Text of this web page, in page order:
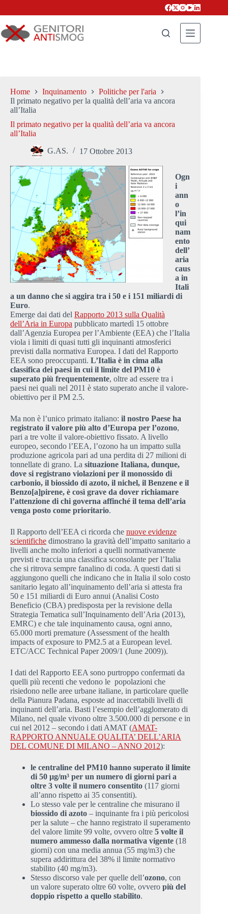
Home Inquinamento
Politiche per l'aria
Il primato negativo per la qualità dell’aria va ancora
all’Italia
Il primato negativo per la qualità dell’aria va ancora
all’Italia
G.AS. 17 Ottobre 2013
Ogn
i
ann
o
l’in
qui
nam
ento
dell’
aria
caus
a in
Itali
a un danno che si aggira tra i 50 e i 151 miliardi di
Euro.
Emerge dai dati del Rapporto 2013 sulla Qualità
dell’Aria in Europa pubblicato martedì 15 ottobre
dall’Agenzia Europea per l’Ambiente (EEA) che l’Italia
viola i limiti di quasi tutti gli inquinanti atmosferici
previsti dalla normativa Europea. I dati del Rapporto
EEA sono preoccupanti. L’Italia è in cima alla
classifica dei paesi in cui il limite del PM10 è
superato più frequentemente, oltre ad essere tra i
paesi nei quali nel 2011 è stato superato anche il valore-
obiettivo per il PM 2.5.
Ma non è l’unico primato italiano: il nostro Paese ha
registrato il valore più alto d’Europa per l’ozono,
pari a tre volte il valore-obiettivo fissato. A livello
europeo, secondo l’EEA, l’ozono ha un impatto sulla
produzione agricola pari ad una perdita di 27 milioni di
tonnellate di grano. La situazione Italiana, dunque,
dove si registrano violazioni per il monossido di
carbonio, il biossido di azoto, il nichel, il Benzene e il
Benzo[a]pirene, è così grave da dover richiamare
l’attenzione di chi governa affinché il tema dell’aria
venga posto come prioritario.
Il Rapporto dell’EEA ci ricorda che nuove evidenze
scientifiche dimostrano la gravità dell’impatto sanitario a
livelli anche molto inferiori a quelli normativamente
previsti e traccia una classifica sconsolante per l’Italia
che si ritrova sempre fanalino di coda. A questi dati si
aggiungono quelli che indicano che in Italia il solo costo
sanitario legato all’inquinamento dell’aria si attesta fra
50 e 151 miliardi di Euro annui (Analisi Costo
Beneficio (CBA) predisposta per la revisione della
Strategia Tematica sull’Inquinamento dell’Aria (2013),
EMRC) e che tale inquinamento causa, ogni anno,
65.000 morti premature (Assessment of the health
impacts of exposure to PM2.5 at a European level.
ETC/ACC Technical Paper 2009/1 (June 2009)).
I dati del Rapporto EEA sono purtroppo confermati da
quelli più recenti che vedono le popolazioni che
risiedono nelle aree urbane italiane, in particolare quelle
della Pianura Padana, esposte ad inaccettabili livelli di
inquinanti dell’aria. Basti l’esempio dell’agglomerato di
Milano, nel quale vivono oltre 3.500.000 di persone e in
cui nel 2012 – secondo i dati AMAT (AMAT-
RAPPORTO ANNUALE QUALITA’ DELL’ARIA
DEL COMUNE DI MILANO – ANNO 2012):
le centraline del PM10 hanno superato il limite
di 50 µg/m³ per un numero di giorni pari a
oltre 3 volte il numero consentito (117 giorni
all’anno rispetto ai 35 consentiti).
Lo stesso vale per le centraline che misurano il
biossido di azoto – inquinante fra i più pericolosi
per la salute – che hanno registrato il superamento
del valore limite 99 volte, ovvero oltre 5 volte il
numero ammesso dalla normativa vigente (18
giorni) con una media annua (55 mg/m3) che
supera addirittura del 38% il limite normativo
stabilito (40 mg/m3).
Stesso discorso vale per quelle dell’ozono, con
un valore superato oltre 60 volte, ovvero più del
doppio rispetto a quello stabilito.